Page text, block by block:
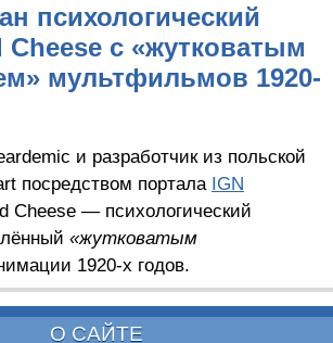
психологический
Cheese с «жутковатым
мультфильмов 1920-
и разработчик из польской
посредством портала IGN
Cheese — психологический
«жутковатым
1920-х годов.
О САЙТЕ